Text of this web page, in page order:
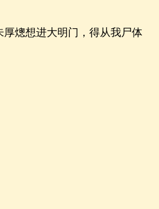
熜想进大明门，得从我尸体